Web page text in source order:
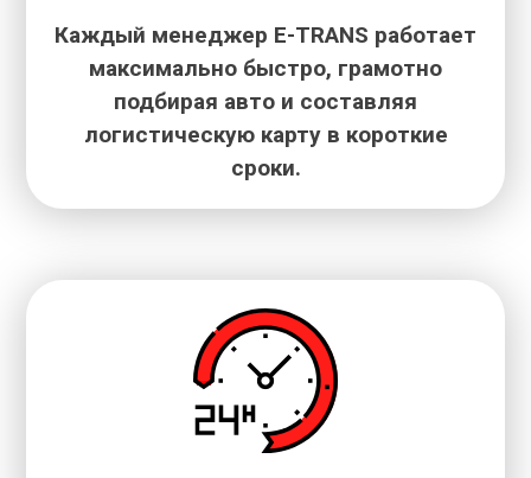
Каждый менеджер E-TRANS работает
максимально быстро, грамотно
подбирая авто и составляя
логистическую карту в короткие
сроки.